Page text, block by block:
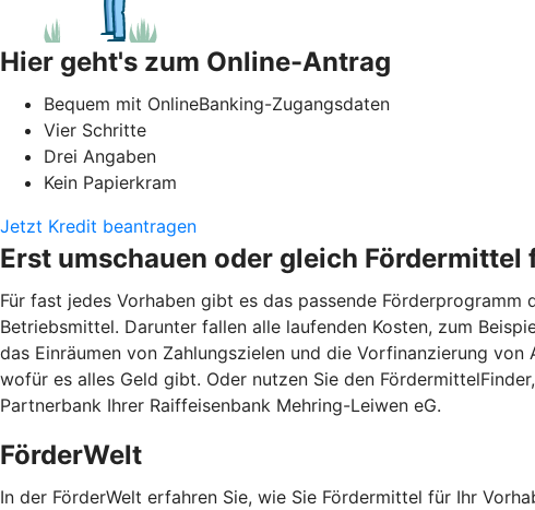
Hier geht's zum Online-Antrag
Bequem mit OnlineBanking-Zugangsdaten
Vier Schritte
Drei Angaben
Kein Papierkram
Jetzt Kredit beantragen
Erst umschauen oder gleich Fördermittel
Für fast jedes Vorhaben gibt es das passende
Betriebsmittel. Darunter fallen alle laufenden Kosten, zum
das Einräumen von Zahlungszielen und die Vorfinanzierung
wofür es alles Geld gibt. Oder nutzen Sie den
Partnerbank Ihrer Raiffeisenbank Mehring-Leiwen eG.
FörderWelt
In der FörderWelt erfahren Sie, wie Sie Fördermittel für Ihr